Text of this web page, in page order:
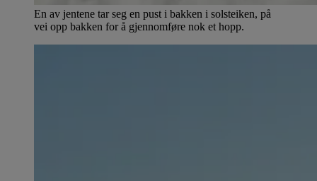
En av jentene tar seg en pust i bakken i solsteiken, på
vei opp bakken for å gjennomføre nok et hopp.